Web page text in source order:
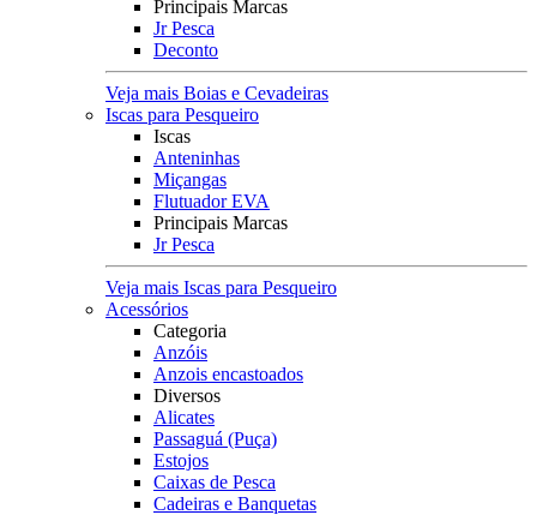
Principais Marcas
Jr Pesca
Deconto
Veja mais Boias e Cevadeiras
Iscas para Pesqueiro
Iscas
Anteninhas
Miçangas
Flutuador EVA
Principais Marcas
Jr Pesca
Veja mais Iscas para Pesqueiro
Acessórios
Categoria
Anzóis
Anzois encastoados
Diversos
Alicates
Passaguá (Puça)
Estojos
Caixas de Pesca
Cadeiras e Banquetas